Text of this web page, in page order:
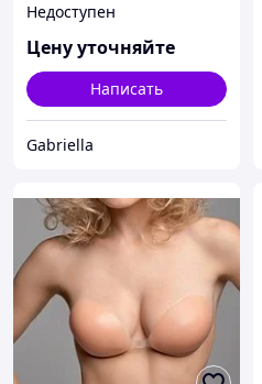
Недоступен
Цену уточняйте
Написать
Gabriella